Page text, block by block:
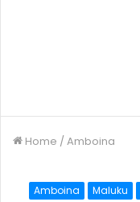
Home /Amboina
Amboina Maluku